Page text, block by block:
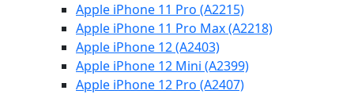
Apple iPhone 11 Pro (A2215)
Apple iPhone 11 Pro Max (A2218)
Apple iPhone 12 (A2403)
Apple iPhone 12 Mini (A2399)
Apple iPhone 12 Pro (A2407)